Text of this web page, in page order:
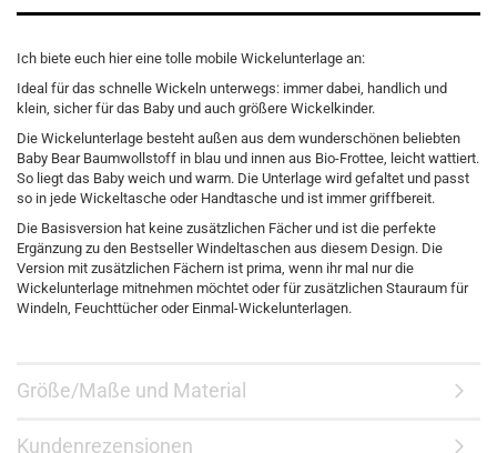
Ich biete euch hier eine tolle mobile Wickelunterlage an:
Ideal für das schnelle Wickeln unterwegs: immer dabei, handlich und
klein, sicher für das Baby und auch größere Wickelkinder.
Die Wickelunterlage besteht außen aus dem wunderschönen beliebten
Baby Bear Baumwollstoff in blau und innen aus Bio-Frottee, leicht wattiert.
So liegt das Baby weich und warm. Die Unterlage wird gefaltet und passt
so in jede Wickeltasche oder Handtasche und ist immer griffbereit.
Die Basisversion hat keine zusätzlichen Fächer und ist die perfekte
Ergänzung zu den Bestseller Windeltaschen aus diesem Design. Die
Version mit zusätzlichen Fächern ist prima, wenn ihr mal nur die
Wickelunterlage mitnehmen möchtet oder für zusätzlichen Stauraum für
Windeln, Feuchttücher oder Einmal-Wickelunterlagen.
Größe/Maße und Material
Kundenrezensionen